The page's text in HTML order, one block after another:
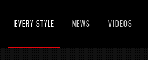
EVERY-STYLE NEWS VIDEOS